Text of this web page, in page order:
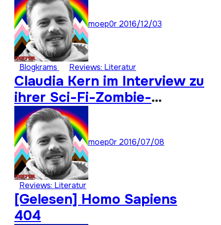
moep0r 2016/12/03
Blogkrams Reviews: Literatur
Claudia Kern im Interview zu
ihrer Sci-Fi-Zombie-
Romanreihe „Homo Sapiens
404“
moep0r 2016/07/08
Reviews: Literatur
[Gelesen] Homo Sapiens
404